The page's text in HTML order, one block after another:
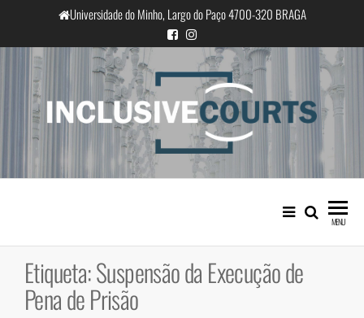
o
conteúdo
Universidade do Minho, Largo do Paço 4700-320 BRAGA
InclusiveCourts
Igualdade e diferença cultural na
prática judicial portuguesa
MENU
Etiqueta:Suspensão da Execução de
Pena de Prisão